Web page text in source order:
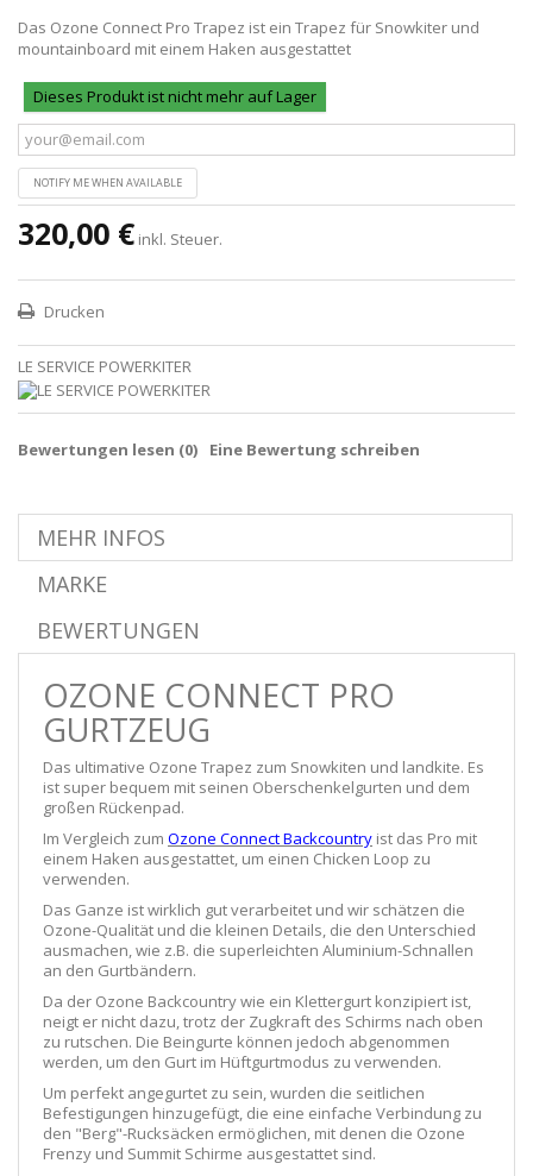
Das Ozone Connect Pro Trapez ist ein Trapez für Snowkiter und
mountainboard mit einem Haken ausgestattet
Dieses Produkt ist nicht mehr auf Lager
NOTIFY ME WHEN AVAILABLE
320,00 € inkl. Steuer.
Drucken
LE SERVICE POWERKITER
Bewertungen lesen (0) Eine Bewertung schreiben
MEHR INFOS
MARKE
BEWERTUNGEN
OZONE CONNECT PRO
GURTZEUG
Das ultimative Ozone Trapez zum Snowkiten und landkite. Es
ist super bequem mit seinen Oberschenkelgurten und dem
großen Rückenpad.
Im Vergleich zum Ozone Connect Backcountry ist das Pro mit
einem Haken ausgestattet, um einen Chicken Loop zu
verwenden.
Das Ganze ist wirklich gut verarbeitet und wir schätzen die
Ozone-Qualität und die kleinen Details, die den Unterschied
ausmachen, wie z.B. die superleichten Aluminium-Schnallen
an den Gurtbändern.
Da der Ozone Backcountry wie ein Klettergurt konzipiert ist,
neigt er nicht dazu, trotz der Zugkraft des Schirms nach oben
zu rutschen. Die Beingurte können jedoch abgenommen
werden, um den Gurt im Hüftgurtmodus zu verwenden.
Um perfekt angegurtet zu sein, wurden die seitlichen
Befestigungen hinzugefügt, die eine einfache Verbindung zu
den "Berg"-Rucksäcken ermöglichen, mit denen die Ozone
Frenzy und Summit Schirme ausgestattet sind.